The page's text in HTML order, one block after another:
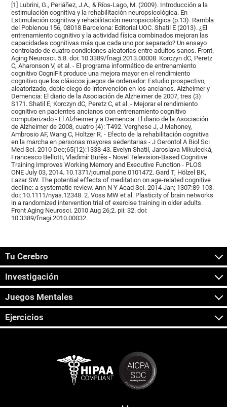
[1] Lubrini, G., Periáñez, J.A., & Ríos-Lago, M. (2009). Introducción a la
estimulación cognitiva y la rehabilitación neuropsicológica. En
Estimulación cognitiva y rehabilitación neuropsicológica (p.13). Rambla
del Poblenou 156, 08018 Barcelona: Editorial UOC. Shatil E (2013). ¿El
entrenamiento cognitivo y la actividad física combinados mejoran las
capacidades cognitivas más que cada uno por separado? Un ensayo
controlado de cuatro condiciones aleatorias entre adultos sanos. Front.
Aging Neurosci. 5:8. doi: 10.3389/fnagi.2013.00008. Korczyn dC, Peretz
C, Aharonson V, et al. - El programa informático de entrenamiento
cognitivo CogniFit produce una mejora mayor en el rendimiento
cognitivo que los clásicos juegos de ordenador: Estudio prospectivo,
aleatorizado, doble ciego de intervención en los ancianos. Alzheimer y
Demencia: El diario de la Asociación de Alzheimer de 2007, tres (3):
S171. Shatil E, Korczyn dC, Peretz C, et al. - Mejorar el rendimiento
cognitivo en pacientes ancianos con entrenamiento cognitivo
computarizado - El Alzheimer y a Demencia: El diario de la Asociación
de Alzheimer de 2008, cuatro (4): T492. Verghese J, J Mahoney,
Ambrosio AF, Wang C, Holtzer R. - Efecto de la rehabilitación cognitiva
en la marcha en personas mayores sedentarias - J Gerontol A Biol Sci
Med Sci. 2010 Dec;65(12):1338-43. Evelyn Shatil, Jaroslava Mikulecká,
Francesco Bellotti, Vladimír Burěs - Novel Television-Based Cognitive
Training Improves Working Memory and Executive Function - PLOS
ONE July 03, 2014. 10.1371/journal.pone.0101472. Gard T, Hölzel BK,
Lazar SW. The potential effects of meditation on age-related cognitive
decline: a systematic review. Ann N Y Acad Sci. 2014 Jan; 1307:89-103.
doi: 10.1111/nyas.12348. 2. Voss MW et al. Plasticity of brain networks
in a randomized intervention trial of exercise training in older adults.
Front Aging Neurosci. 2010 Aug 26;2. pii: 32. doi:
10.3389/fnagi.2010.00032.
Tu Cerebro
Investigación
Juegos Mentales
Ejercicios